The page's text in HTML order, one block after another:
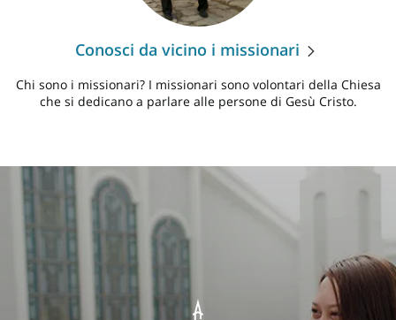
Conosci da vicino i missionari
Chi sono i missionari? I missionari sono volontari della Chiesa
che si dedicano a parlare alle persone di Gesù Cristo.